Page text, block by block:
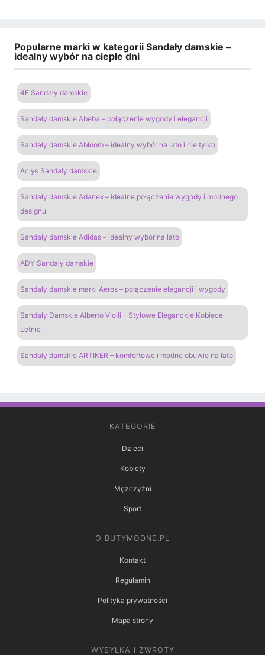
Popularne marki w kategorii Sandały damskie –
idealny wybór na ciepłe dni
4F Sandały damskie
Sandały damskie Abeba – połączenie wygody i elegancji
Sandały damskie Abloom – idealny wybór na lato i nie tylko
Aclys Sandały damskie
Sandały damskie Adanex – idealne połączenie wygody i modnego
designu
Sandały damskie Adidas – idealny wybór na lato
ADY Sandały damskie
Sandały damskie marki Aeros – połączenie elegancji i wygody
Sandały Damskie Alberto Violli – Stylowe Eleganckie Kobiece
Letnie
Sandały damskie ARTIKER – komfortowe i modne obuwie na lato
KATEGORIE
Dzieci
Kobiety
Mężczyźni
Sport
O BUTYMODNE.PL
Kontakt
Regulamin
Polityka prywatności
Mapa strony
WYSYŁKA I ZWROTY